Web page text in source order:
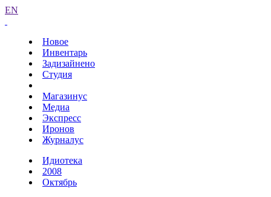
EN
Новое
Инвентарь
Задизайнено
Студия
Магазинус
Медиа
Экспресс
Иронов
Журналус
Идиотека
2008
Октябрь